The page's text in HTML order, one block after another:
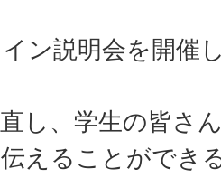
ン説明会を開催
し、学生の皆さ
えることができ